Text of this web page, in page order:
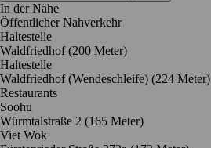
In der Nähe
Öffentlicher Nahverkehr
Haltestelle
Waldfriedhof (200 Meter)
Haltestelle
Waldfriedhof (Wendeschleife) (224 Meter)
Restaurants
Soohu
Würmtalstraße 2 (165 Meter)
Viet Wok